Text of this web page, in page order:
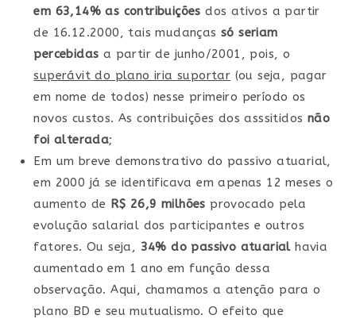
em 63,14% as contribuições dos ativos a partir
de 16.12.2000, tais mudançassó seriam
percebidas a partir de junho/2001, pois, o
superávit do plano iria suportar (ou seja, pagar
em nome de todos) nesse primeiro período os
novos custos. As contribuições dos asssitidos não
foi alterada;
Em um breve demonstrativo do passivo atuarial,
em 2000 já se identificava em apenas 12 meses o
aumento de R$ 26,9 milhões provocado pela
evolução salarial dos participantes e outros
fatores. Ou seja, 34% do passivo atuarialhavia
aumentado em 1 ano em função dessa
observação. Aqui, chamamos a atenção para o
plano BD e seu mutualismo. O efeito que